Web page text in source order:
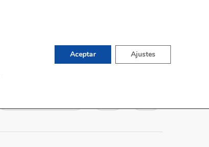
TIENDA DE VINOS
Aceptar Ajustes